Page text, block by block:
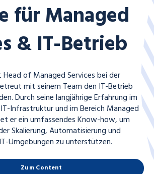
für Managed
& IT-Betrieb
Head of Managed Services bei der
mit seinem Teamden IT-Betrieb
Durch seine langjährige Erfahrung im
Infrastruktur und im Bereich Managed
er ein umfassendes Know-how, um
Skalierung, Automatisierung und
Umgebungen zu unterstützen.
Zum Content